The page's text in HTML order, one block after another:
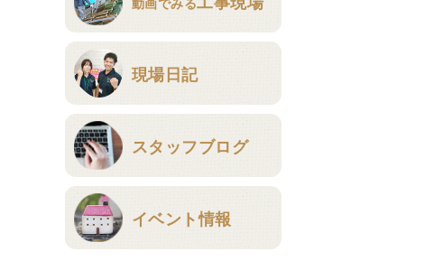
現場日記
スタッフブログ
イベント情報